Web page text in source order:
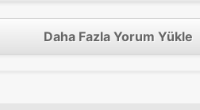
Daha Fazla Yorum Yükle